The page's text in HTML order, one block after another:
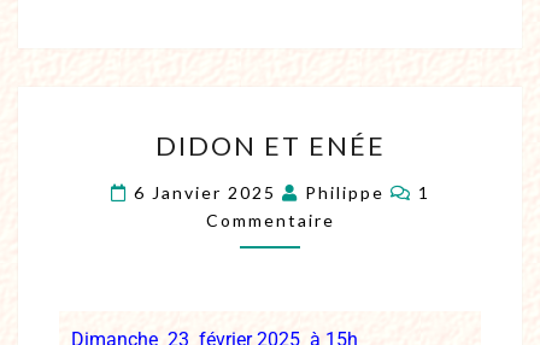
DIDON ET ENÉE
6 Janvier 2025 Philippe
1
Commentaire
Dimanche 23 février 2025 à 15h